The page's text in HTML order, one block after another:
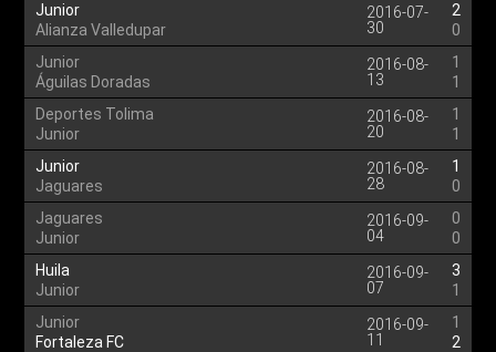
Junior
Alianza Valledupar
2016-07-
30
2
0
Junior
Águilas Doradas
2016-08-
13
1
1
Deportes Tolima
Junior
2016-08-
20
1
1
Junior
Jaguares
2016-08-
28
1
0
Jaguares
Junior
2016-09-
04
0
0
Huila
Junior
2016-09-
07
3
1
Junior
Fortaleza FC
2016-09-
11
1
2